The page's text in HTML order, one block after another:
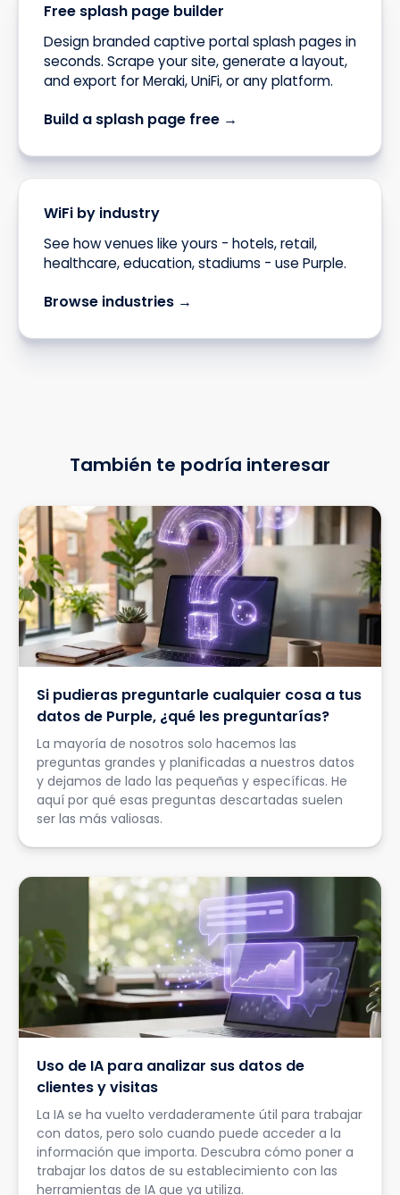
Free splash page builder
Design branded captive portal splash pages in
seconds. Scrape your site, generate a layout,
and export for Meraki, UniFi, or any platform.
Build a splash page free →
WiFi by industry
See how venues like yours - hotels, retail,
healthcare, education, stadiums - use Purple.
Browse industries →
También te podría interesar
Si pudieras preguntarle cualquier cosa a tus
datos de Purple, ¿qué les preguntarías?
La mayoría de nosotros solo hacemos las
preguntas grandes y planificadas a nuestros datos
y dejamos de lado las pequeñas y específicas. He
aquí por qué esas preguntas descartadas suelen
ser las más valiosas.
Uso de IA para analizar sus datos de
clientes y visitas
La IA se ha vuelto verdaderamente útil para trabajar
con datos, pero solo cuando puede acceder a la
información que importa. Descubra cómo poner a
trabajar los datos de su establecimiento con las
herramientas de IA que ya utiliza.